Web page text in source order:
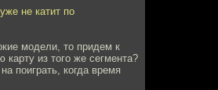
не катит по
модели, то придем к
карту из того же сегмента?
поиграть, когда время